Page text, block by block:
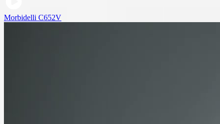
Morbidelli C652V